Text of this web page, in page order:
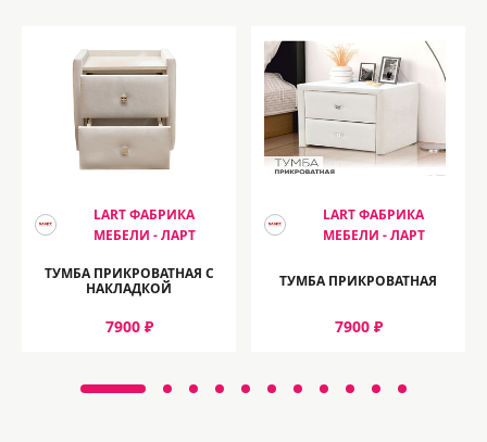
LART ФАБРИКА
МЕБЕЛИ - ЛАРТ
ТУМБА ПРИКРОВАТНАЯ С
НАКЛАДКОЙ
7900 ₽
LART ФАБРИКА
МЕБЕЛИ - ЛАРТ
ТУМБА ПРИКРОВАТНАЯ
7900 ₽